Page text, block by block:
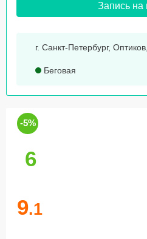
Запись на
г. Санкт-Петербург,
Беговая
-5%
6
9.1